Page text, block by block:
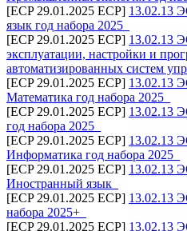
[ECP 29.01.2025 ECP] 13.02.13
язык год набора 2025_
[ECP 29.01.2025 ECP] 13.02.13
эксплуатации, настройки и
автоматизированных систем
[ECP 29.01.2025 ECP] 13.02.13
Математика год набора 2025_
[ECP 29.01.2025 ECP] 13.02.13
год набора 2025_
[ECP 29.01.2025 ECP] 13.02.13
Информатика год набора 2025_
[ECP 29.01.2025 ECP] 13.02.13
Иностранный язык_
[ECP 29.01.2025 ECP] 13.02.13
набора 2025+_
[ECP 29.01.2025 ECP] 13.02.13